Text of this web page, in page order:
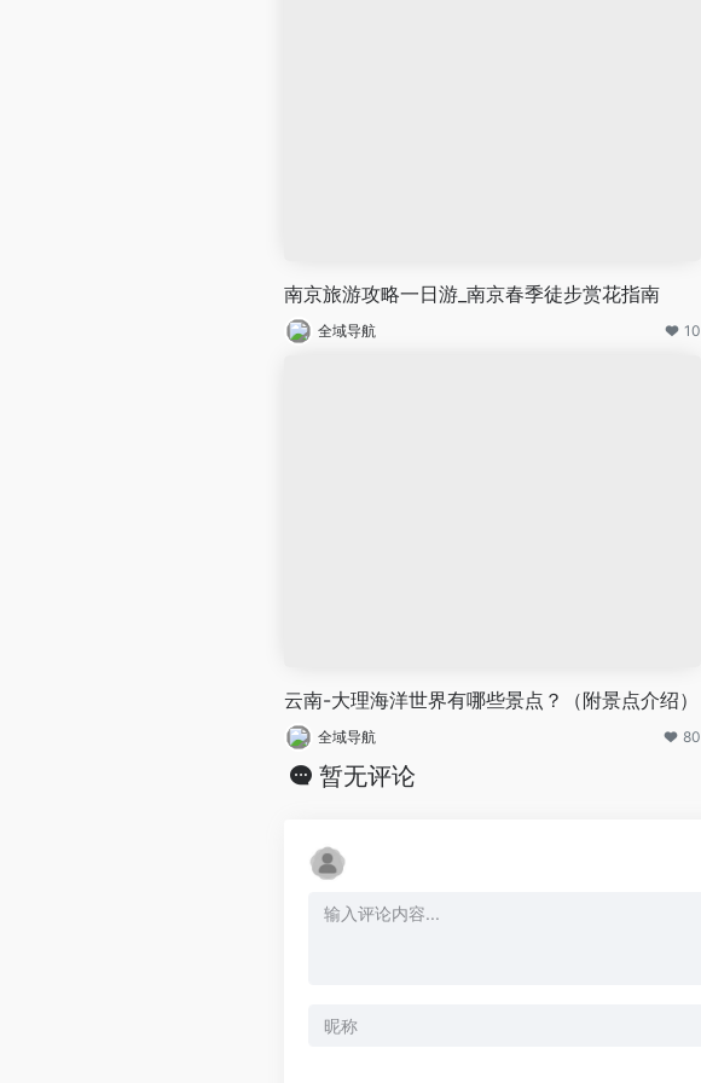
南京旅游攻略一日游_南京春季徒步赏花指南
全域导航 10
云南-大理海洋世界有哪些景点？（附景点介绍）
全域导航 80
暂无评论